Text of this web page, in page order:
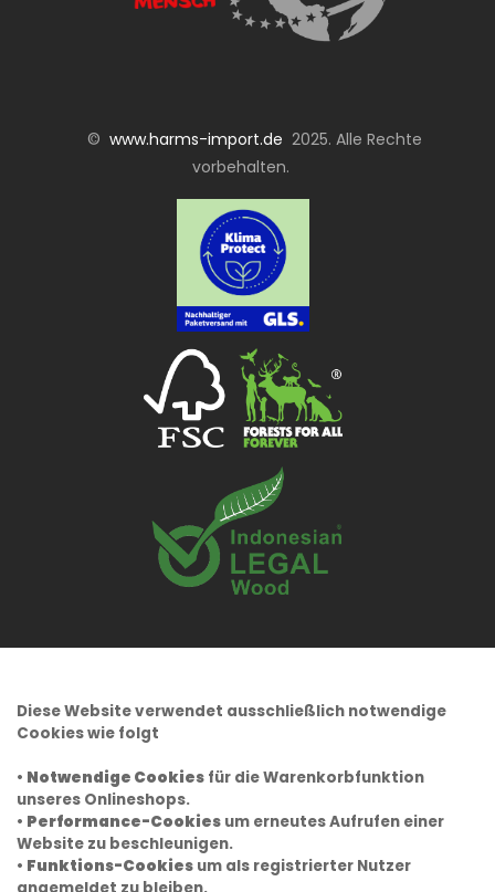
© www.harms-import.de 2025. Alle Rechte
vorbehalten.
Diese Website verwendet ausschließlich notwendige
Cookies wie folgt
• Notwendige Cookies für die Warenkorbfunktion
unseres Onlineshops.
• Performance-Cookies um erneutes Aufrufen einer
Website zu beschleunigen.
• Funktions-Cookies um als registrierter Nutzer